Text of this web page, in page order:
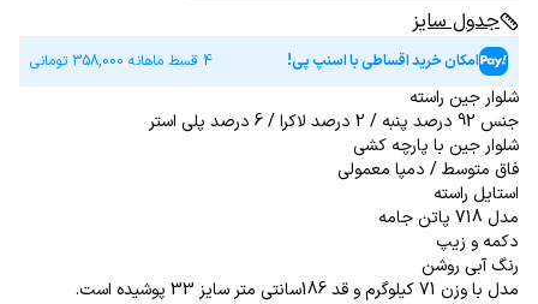
جدول سایز
امکان خرید اقساطی با اسنپ پی! 4 قسط ماهانه 358,000 تومانی
شلوار جین راسته
جنس 92 درصد پنبه / 2 درصد لاکرا / 6 درصد پلی استر
شلوار جین با پارچه کشی
فاق متوسط / دمپا معمولی
استایل راسته
مدل 718 پاتن جامه
دکمه و زیپ
رنگ آبی روشن
مدل با وزن 71 کیلوگرم و قد 186سانتی متر سایز 33 پوشیده است.